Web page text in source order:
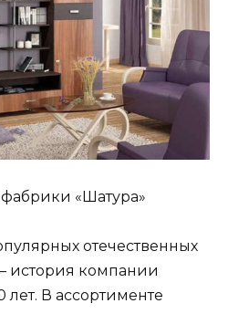
«Шатура»
отечественных
история компании
лет. В ассортименте